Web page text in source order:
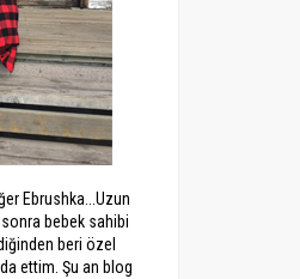
Ebrushka...Uzun
bebek sahibi
beri özel
ettim. Şu an blog